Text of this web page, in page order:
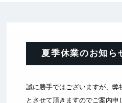
夏季休業のお知ら
誠に勝手ではございますが、弊
とさせて頂きますのでご案内申